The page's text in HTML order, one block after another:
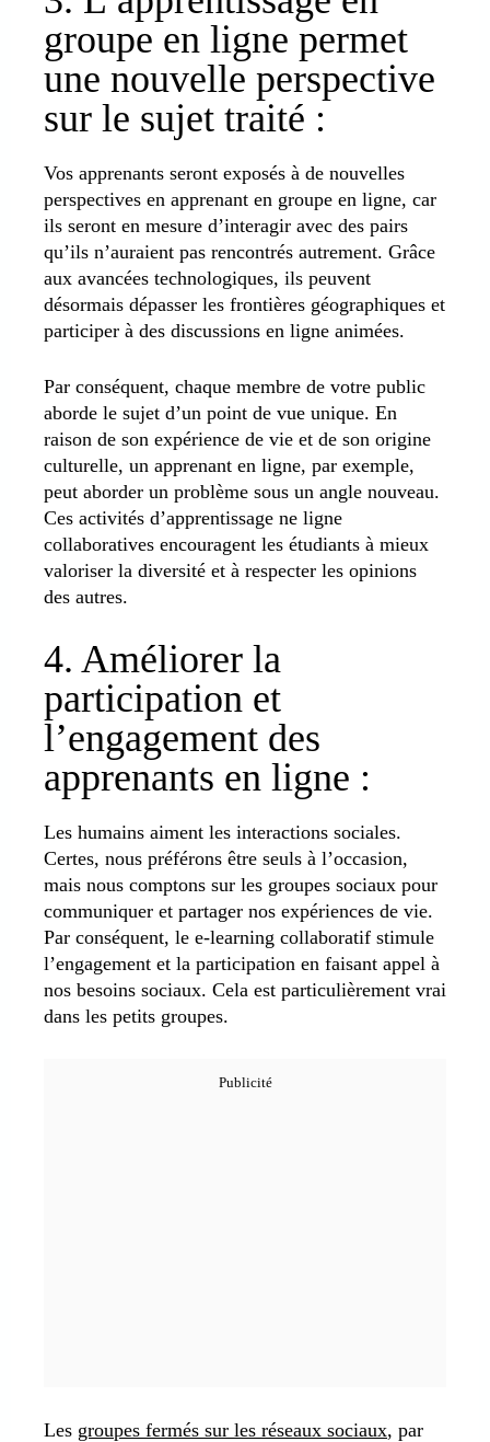
groupe en ligne permet
une nouvelle perspective
sur le sujet traité :
Vos apprenants seront exposés à de nouvelles
perspectives en apprenant en groupe en ligne, car
ils seront en mesure d’interagir avec des pairs
qu’ils n’auraient pas rencontrés autrement. Grâce
aux avancées technologiques, ils peuvent
désormais dépasser les frontières géographiques et
participer à des discussions en ligne animées.
Par conséquent, chaque membre de votre public
aborde le sujet d’un point de vue unique. En
raison de son expérience de vie et de son origine
culturelle, un apprenant en ligne, par exemple,
peut aborder un problème sous un angle nouveau.
Ces activités d’apprentissage ne ligne
collaboratives encouragent les étudiants à mieux
valoriser la diversité et à respecter les opinions
des autres.
4. Améliorer la
participation et
l’engagement des
apprenants en ligne :
Les humains aiment les interactions sociales.
Certes, nous préférons être seuls à l’occasion,
mais nous comptons sur les groupes sociaux pour
communiquer et partager nos expériences de vie.
Par conséquent, le e-learning collaboratif stimule
l’engagement et la participation en faisant appel à
nos besoins sociaux. Cela est particulièrement vrai
dans les petits groupes.
Les groupes fermés sur les réseaux sociaux, par